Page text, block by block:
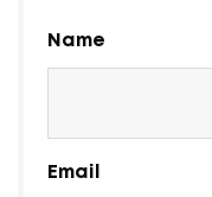
Name
Email